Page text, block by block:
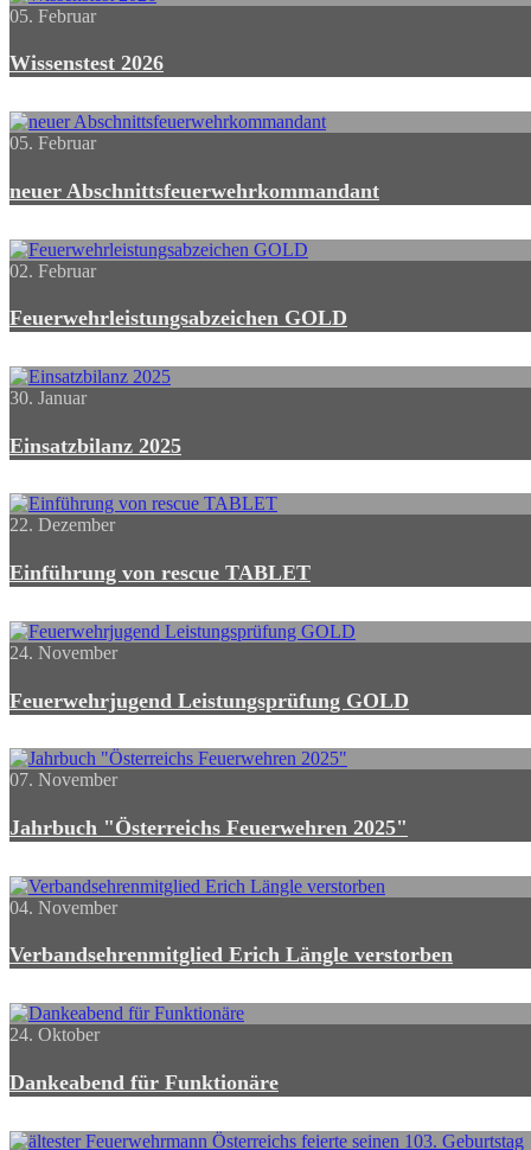
05. Februar
Wissenstest 2026
05. Februar
neuer Abschnittsfeuerwehrkommandant
02. Februar
Feuerwehrleistungsabzeichen GOLD
30. Januar
Einsatzbilanz 2025
22. Dezember
Einführung von rescue TABLET
24. November
Feuerwehrjugend Leistungsprüfung GOLD
07. November
Jahrbuch "Österreichs Feuerwehren 2025"
04. November
Verbandsehrenmitglied Erich Längle verstorben
24. Oktober
Dankeabend für Funktionäre